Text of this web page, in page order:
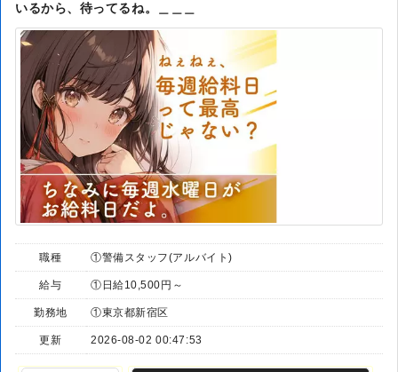
いるから、待ってるね。＿＿＿
職種 ①警備スタッフ(アルバイト)
給与 ①日給10,500円～
勤務地 ①東京都新宿区
更新 2026-08-02 00:47:53